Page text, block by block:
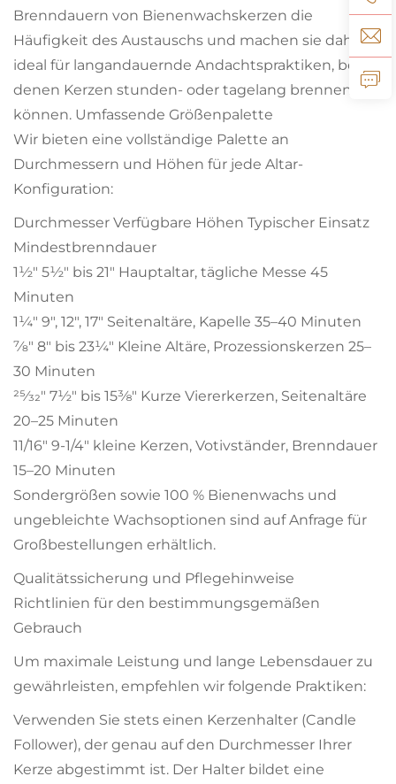
Brenndauern von Bienenwachskerzen die
Häufigkeit des Austauschs und machen sie daher
ideal für langandauernde Andachtspraktiken, bei
denen Kerzen stunden- oder tagelang brennen
können. Umfassende Größenpalette
Wir bieten eine vollständige Palette an
Durchmessern und Höhen für jede Altar-
Konfiguration:
Durchmesser Verfügbare Höhen Typischer Einsatz
Mindestbrenndauer
1½" 5½" bis 21" Hauptaltar, tägliche Messe 45
Minuten
1¼" 9", 12", 17" Seitenaltäre, Kapelle 35–40 Minuten
7⁄8" 8" bis 23¼" Kleine Altäre, Prozessionskerzen 25–
30 Minuten
25⁄32" 7½" bis 15⅜" Kurze Viererkerzen, Seitenaltäre
20–25 Minuten
11/16" 9-1/4" kleine Kerzen, Votivständer, Brenndauer
15–20 Minuten
Sondergrößen sowie 100 % Bienenwachs und
ungebleichte Wachsoptionen sind auf Anfrage für
Großbestellungen erhältlich.
Qualitätssicherung und Pflegehinweise
Richtlinien für den bestimmungsgemäßen
Gebrauch
Um maximale Leistung und lange Lebensdauer zu
gewährleisten, empfehlen wir folgende Praktiken:
Verwenden Sie stets einen Kerzenhalter (Candle
Follower), der genau auf den Durchmesser Ihrer
Kerze abgestimmt ist. Der Halter bildet eine